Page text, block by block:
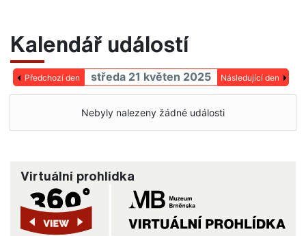
Kalendář událostí
Předchozí den středa 21 květen 2025 Následující den
Nebyly nalezeny žádné události
Virtuální prohlídka